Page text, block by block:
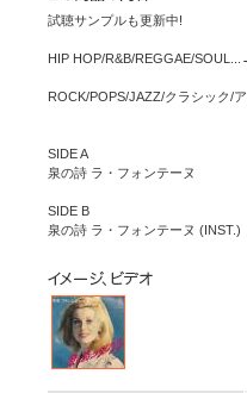
試聴サンプルも更新中!
HIP HOP/R&B/REGGAE/
ROCK/POPS/JAZZ/クラシック/
SIDE A
泉の詩 ラ・フォンテーヌ
SIDE B
泉の詩 ラ・フォンテーヌ (INST.)